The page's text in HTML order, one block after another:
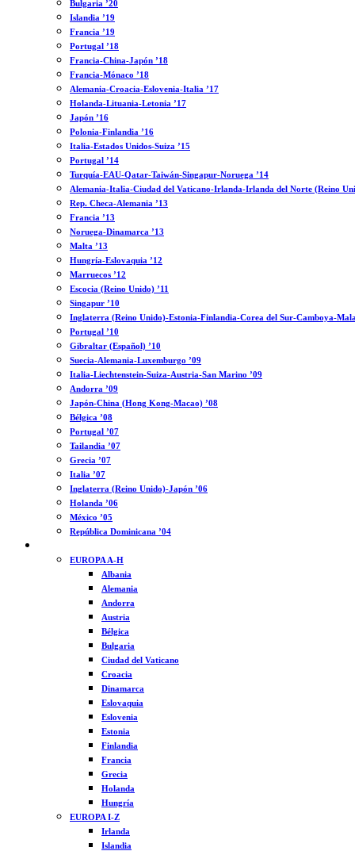
Bulgaria ’20
Islandia ’19
Francia ’19
Portugal ’18
Francia-China-Japón ’18
Francia-Mónaco ’18
Alemania-Croacia-Eslovenia-Italia ’17
Holanda-Lituania-Letonia ’17
Japón ’16
Polonia-Finlandia ’16
Italia-Estados Unidos-Suiza ’15
Portugal ’14
Turquía-EAU-Qatar-Taiwán-Singapur-Noruega ’14
Alemania-Italia-Ciudad del Vaticano-Irlanda-Irlanda del Norte (Reino
Rep. Checa-Alemania ’13
Francia ’13
Noruega-Dinamarca ’13
Malta ’13
Hungría-Eslovaquia ’12
Marruecos ’12
Escocia (Reino Unido) ’11
Singapur ’10
Inglaterra (Reino Unido)-Estonia-Finlandia-Corea del Sur-Camboya-
Portugal ’10
Gibraltar (Español) ’10
Suecia-Alemania-Luxemburgo ’09
Italia-Liechtenstein-Suiza-Austria-San Marino ’09
Andorra ’09
Japón-China (Hong Kong-Macao) ’08
Bélgica ’08
Portugal ’07
Tailandia ’07
Grecia ’07
Italia ’07
Inglaterra (Reino Unido)-Japón ’06
Holanda ’06
México ’05
República Dominicana ’04
EUROPA A-H
Albania
Alemania
Andorra
Austria
Bélgica
Bulgaria
Ciudad del Vaticano
Croacia
Dinamarca
Eslovaquia
Eslovenia
Estonia
Finlandia
Francia
Grecia
Holanda
Hungría
EUROPA I-Z
Irlanda
Islandia